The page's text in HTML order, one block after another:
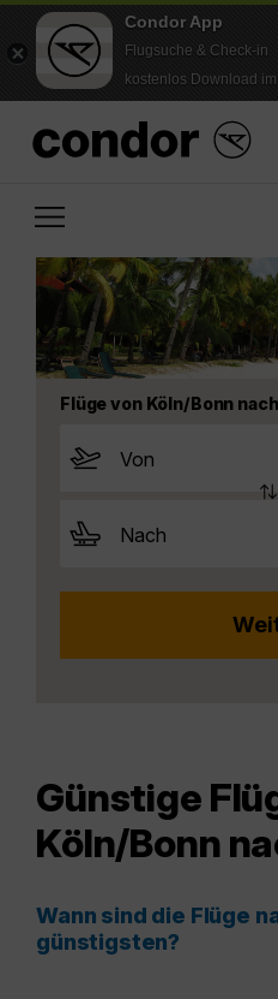
Condor App
Flugsuche & Check-in
kostenlos Download
Flüge von Köln/Bonn
Günstige
Köln/Bonn
Wann sind die Flüge
günstigsten?